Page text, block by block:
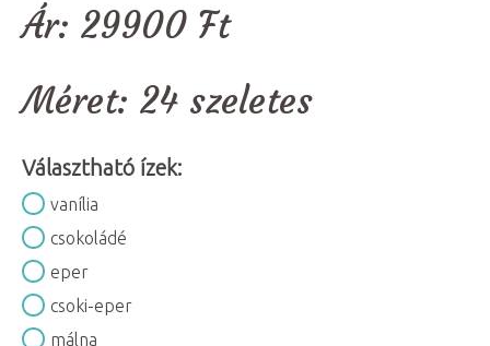
Ár: 29900 Ft
Méret: 24 szeletes
Választható ízek:
vanília
csokoládé
eper
csoki-eper
málna